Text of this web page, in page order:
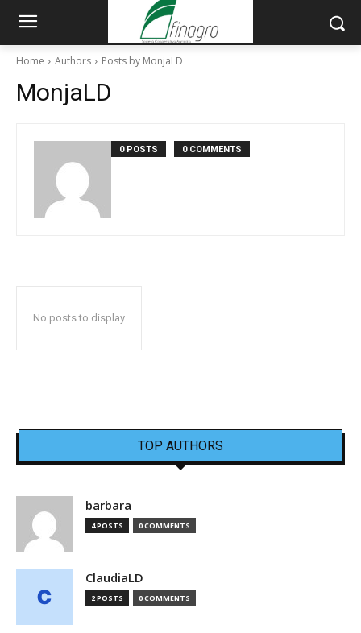
Home Authors Posts by MonjaLD
MonjaLD
0 POSTS 0 COMMENTS
No posts to display
TOP AUTHORS
barbara
4 POSTS 0 COMMENTS
ClaudiaLD
2 POSTS 0 COMMENTS